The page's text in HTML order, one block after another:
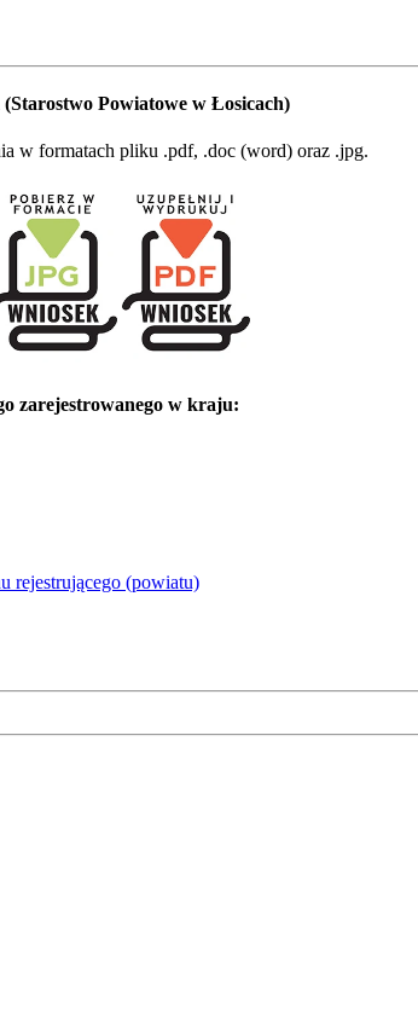
Powiatowe w Łosicach)
w formatach pliku .pdf, .doc (word) oraz .jpg.
zarejestrowanego w kraju:
rejestrującego (powiatu)